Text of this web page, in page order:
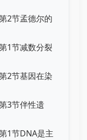
2节孟德尔的
1节减数分裂
2节基因在染
3节伴性遗
1节DNA是主